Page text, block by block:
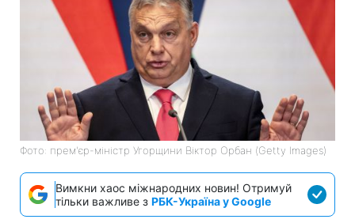
Фото: прем'єр-міністр Угорщини Віктор Орбан (Getty Images)
Вимкни хаос міжнародних новин! Отримуй
тільки важливе з РБК-Україна у Google